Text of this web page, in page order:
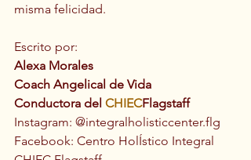
misma felicidad.
Escrito por:
Alexa Morales
Coach Angelical de Vida
Conductora del CHIECFlagstaff
Instagram: @integralholisticcenter.flg
Facebook: Centro HolÍstico Integral